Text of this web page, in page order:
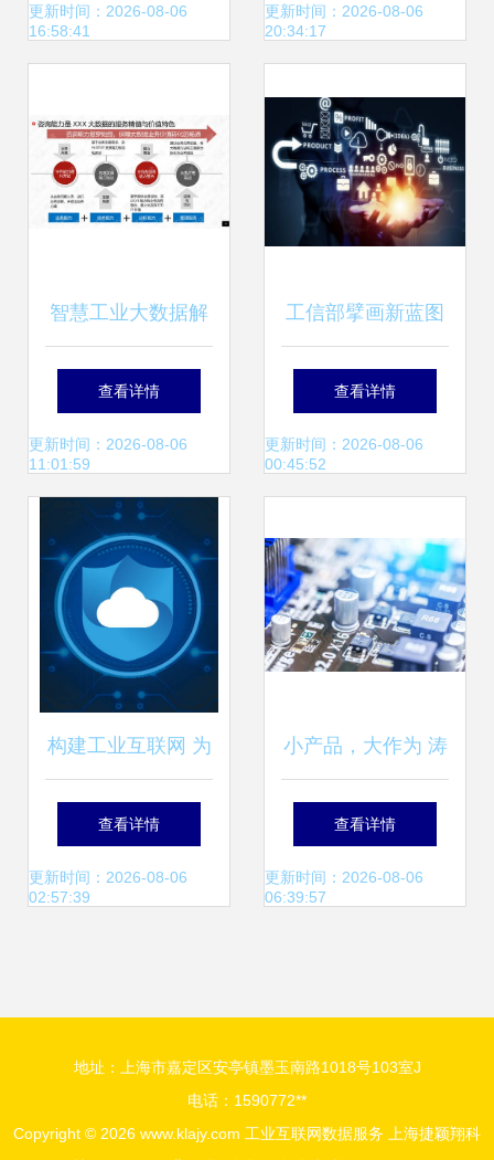
铨院士谈工业互联
更新时间：2026-08-06
16:58:41
互联的新引擎
更新时间：2026-08-06
20:34:17
智慧工业大数据解
决方案 驱动智能制
造与工厂升级的核
心引擎
查看详情
更新时间：2026-08-06
11:01:59
工信部擘画新蓝图
三年内打造30个5G
全连接工厂，引领
务新篇章
查看详情
更新时间：2026-08-06
00:45:52
构建工业互联网 为
何这家云服务器是
中小企业数据服务
查看详情
更新时间：2026-08-06
02:57:39
小产品，大作为 涛
思数据李广谈工业
互联网数据服务的
查看详情
更新时间：2026-08-06
06:39:57
地址：上海市嘉定区安亭镇墨玉南路1018号103室J
电话：1590772**
Copyright © 2026 www.klajy.com 工业互联网数据服务
上海捷颖翔科